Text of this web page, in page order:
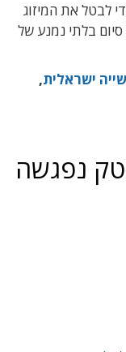
לבטל את המיזוג
בלתי נמנע של
ישראלית,
נפגשה